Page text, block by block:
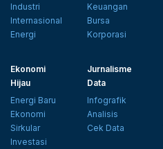
Industri
Internasional
Energi
Keuangan
Bursa
Korporasi
Ekonomi
Hijau
Energi Baru
Ekonomi
Sirkular
Investasi
Jurnalisme
Data
Infografik
Analisis
Cek Data